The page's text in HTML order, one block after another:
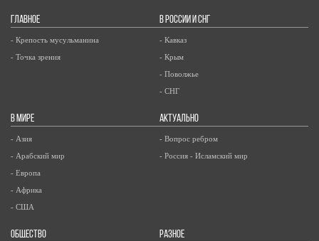
ГЛАВНОЕ
- Крепость мусульманина
- Точка зрения
В РОССИИ И СНГ
- Кавказ
- Крым
- Поволжье
- СНГ
В МИРЕ
- Азия
- Арабский мир
- Европа
- Африка
- США
АКТУАЛЬНО
- Вопрос ребром
- Россия - Исламский мир
ОБЩЕСТВО РАЗНОЕ